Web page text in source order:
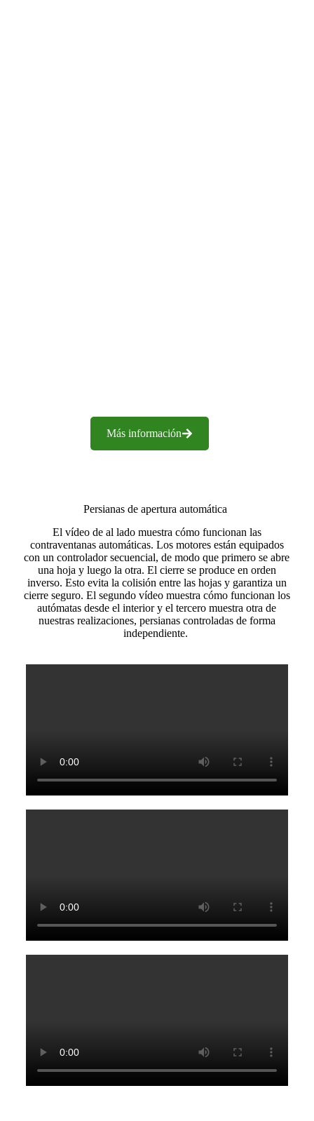
Más información
Persianas de apertura automática
El vídeo de al lado muestra cómo funcionan las
contraventanas automáticas. Los motores están equipados
con un controlador secuencial, de modo que primero se abre
una hoja y luego la otra. El cierre se produce en orden
inverso. Esto evita la colisión entre las hojas y garantiza un
cierre seguro. El segundo vídeo muestra cómo funcionan los
autómatas desde el interior y el tercero muestra otra de
nuestras realizaciones, persianas controladas de forma
independiente.